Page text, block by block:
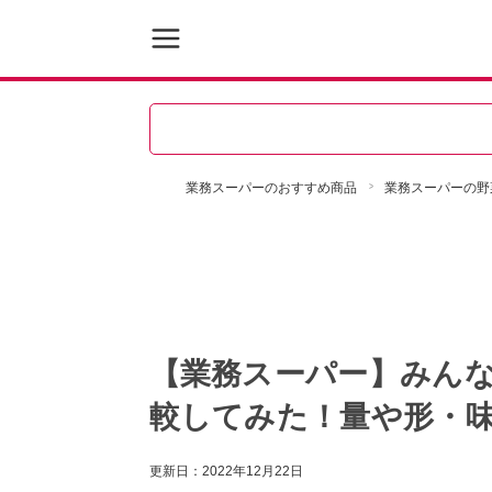
業務スーパーのおすすめ商品 業務スーパーの
【業務スーパー】みん
較してみた！量や形・
更新日： 2022年12月22日